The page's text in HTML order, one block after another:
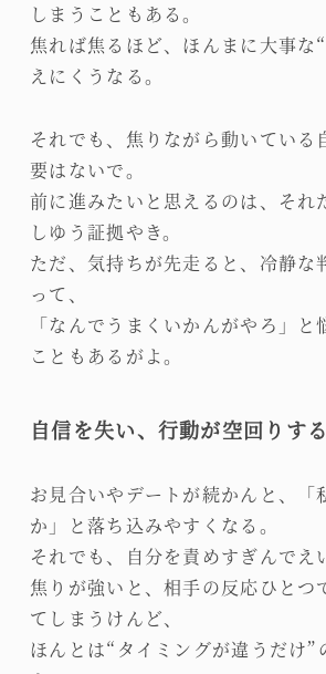
しまうこともある。
焦れば焦るほど、ほんまに大事な
えにくうなる。
それでも、焦りながら動いている
要はないで。
前に進みたいと思えるのは、それ
しゆう証拠やき。
ただ、気持ちが先走ると、冷静な
って、
「なんでうまくいかんがやろ」と
こともあるがよ。
自信を失い、行動が空回りする
お見合いやデートが続かんと、「
か」と落ち込みやすくなる。
それでも、自分を責めすぎんでえ
焦りが強いと、相手の反応ひとつ
てしまうけんど、
ほんとは“タイミングが違うだけ”